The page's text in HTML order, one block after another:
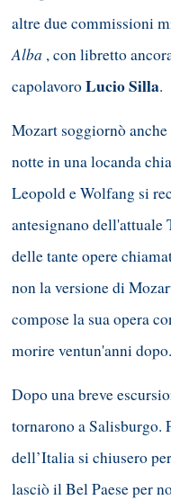
altre due commissioni
Alba , con libretto
capolavoroLucio Silla.
Mozart soggiornò
notte in una locanda
Leopold e Wolfang si
antesignano dell'attuale
delle tante opere
non la versione di
compose la sua opera
morire ventun'anni dopo.
Dopo una breve
tornarono a Salisburgo.
dell’Italia si chiusero
lasciò il Bel Paese per